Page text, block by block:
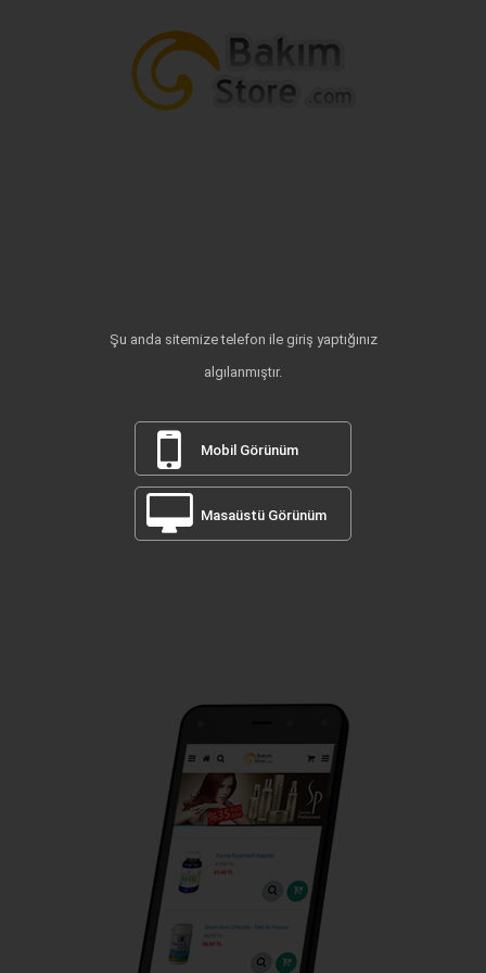
Şu anda sitemize telefon ile giriş yaptığınız
algılanmıştır.
Mobil Görünüm
Masaüstü Görünüm